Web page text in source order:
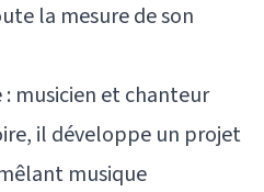
la mesure de son
musicien et chanteur
il développe un projet
musique